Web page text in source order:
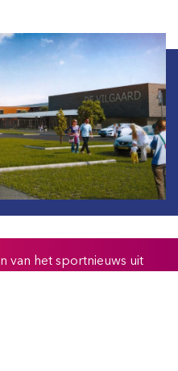
van het sportnieuws uit